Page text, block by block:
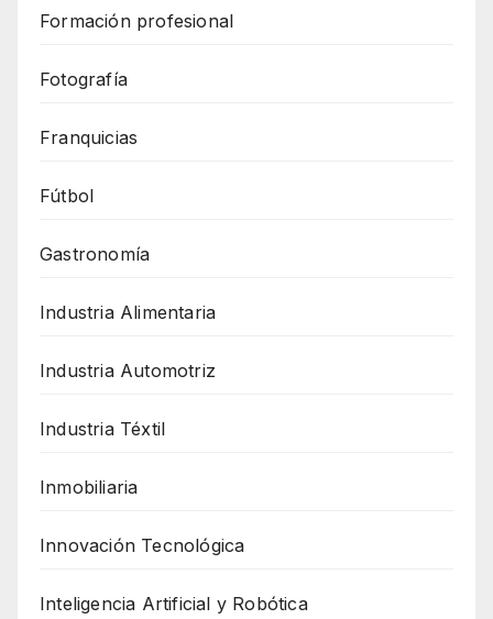
Formación profesional
Fotografía
Franquicias
Fútbol
Gastronomía
Industria Alimentaria
Industria Automotriz
Industria Téxtil
Inmobiliaria
Innovación Tecnológica
Inteligencia Artificial y Robótica